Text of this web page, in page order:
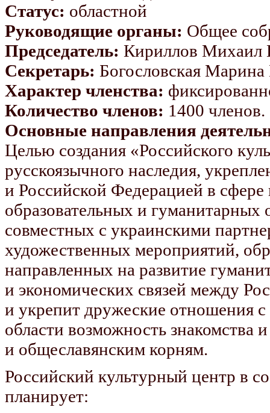
Статус: областной
Руководящие органы: Общее
Председатель: Кириллов Михаил
Секретарь: Богословская
Характер членства:
Количество членов: 1400 членов.
Основные направления
Целью создания «Российского
русскоязычного наследия,
и Российской Федерацией в
образовательных и гуманитарных
совместных с украинскими
художественных мероприятий,
направленных на развитие
и экономических связей между
и укрепит дружеские отношения
области возможность знакомства
и общеславянским корням.
Российский культурный центр в
планирует: